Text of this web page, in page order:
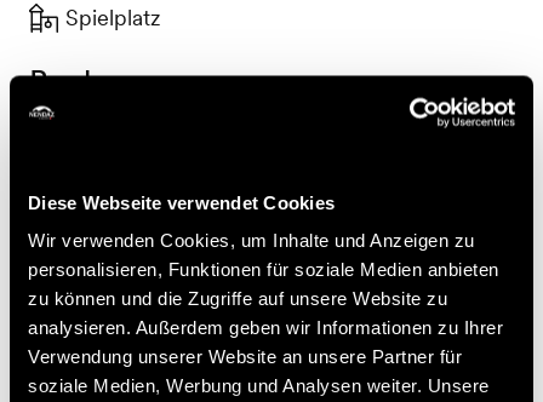
Diese Webseite verwendet Cookies
Wir verwenden Cookies, um Inhalte und Anzeigen zu
personalisieren, Funktionen für soziale Medien anbieten
zu können und die Zugriffe auf unsere Website zu
analysieren. Außerdem geben wir Informationen zu Ihrer
Verwendung unserer Website an unsere Partner für
soziale Medien, Werbung und Analysen weiter. Unsere
Spielplatz
Buchung
Route de la Télécabine 63
1997 Haute-Nendaz
+41 27 289 52 00
info@nvrm.ch
Preise